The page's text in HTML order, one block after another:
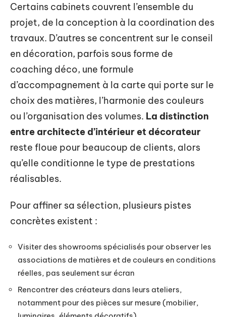
Certains cabinets couvrent l’ensemble du
projet, de la conception à la coordination des
travaux. D’autres se concentrent sur le conseil
en décoration, parfois sous forme de
coaching déco, une formule
d’accompagnement à la carte qui porte sur le
choix des matières, l’harmonie des couleurs
ou l’organisation des volumes. La distinction
entre architecte d’intérieur et décorateur
reste floue pour beaucoup de clients, alors
qu’elle conditionne le type de prestations
réalisables.
Pour affiner sa sélection, plusieurs pistes
concrètes existent :
Visiter des showrooms spécialisés pour observer les
associations de matières et de couleurs en conditions
réelles, pas seulement sur écran
Rencontrer des créateurs dans leurs ateliers,
notamment pour des pièces sur mesure (mobilier,